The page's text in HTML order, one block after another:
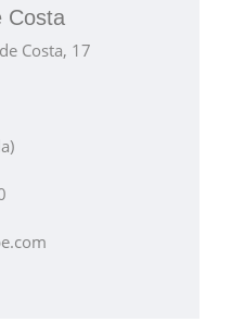
Costa
Costa, 17